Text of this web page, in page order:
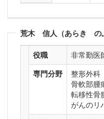
荒木 信人（あらき の
役職 非常勤医
専門分野
整形外科
骨軟部腫
転移性骨
がんのリ